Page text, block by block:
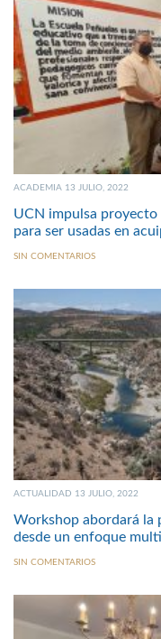
ACADEMIA 13 JULIO, 2022
UCN impulsa proyecto
para ser usadas en
SIN COMENTARIOS
ACTUALIDAD 13 JULIO, 2022
Workshop abordará la
desde un enfoque
SIN COMENTARIOS